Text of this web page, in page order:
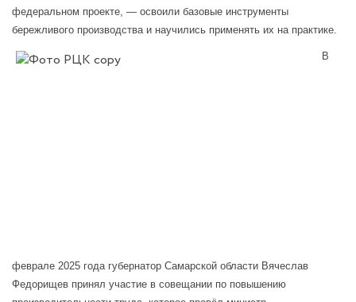
федеральном проекте, — освоили базовые инструменты
бережливого производства и научились применять их на практике.
В
феврале 2025 года губернатор Самарской области Вячеслав
Федорищев принял участие в совещании по повышению